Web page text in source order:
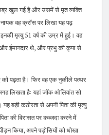
खुल गई है और उसमें से मृत व्यक्ति
वह क्रॉस पर लिखा यह पढ़
मृत्यु 51 वर्ष की उम्र में हुई। वह
ईमानदार थे, और प्रभु की कृपा से
पढ़ता है। फिर वह एक नुकीले पत्थर
लिखता हैः यहां जॉक ओलिवांत सो
बड़ी कठोरता से अपनी पिता की मृत्यु
की विरासत पर कब्जदा करने में
किया, अपने पड़ोसियों को धोखा